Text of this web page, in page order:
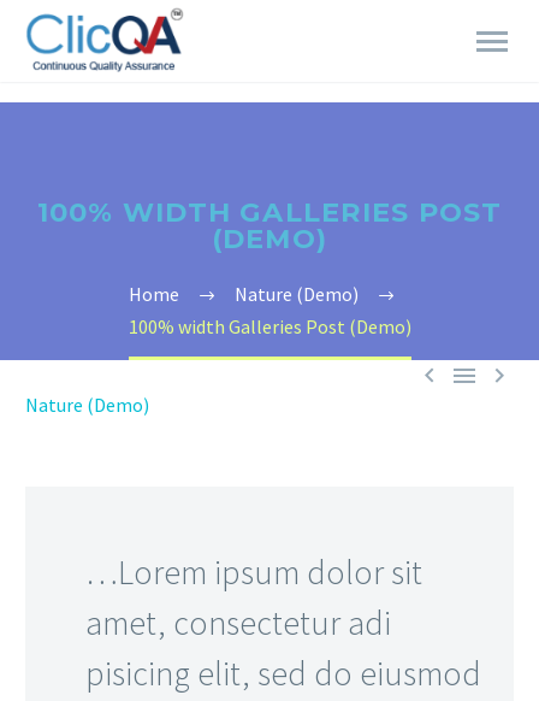
100% WIDTH GALLERIES POST
(DEMO)
Home
Nature (Demo)
100% width Galleries Post (Demo)
  
Nature (Demo)
…Lorem ipsum dolor sit
amet, consectetur adi
pisicing elit, sed do eiusmod